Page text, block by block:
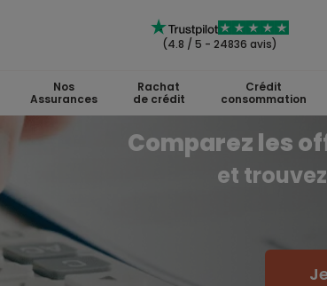
(4.8 / 5 - 24836 avis)
Nos
Assurances
Rachat
de crédit
Crédit
consommation
Comparez les
et